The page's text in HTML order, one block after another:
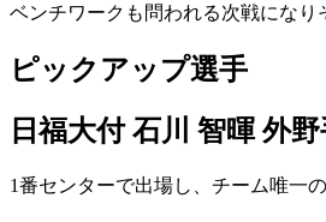
ベンチワークも問われる次戦になり
ピックアップ選手
日福大付 石川 智暉 外野
1番センターで出場し、チーム唯一